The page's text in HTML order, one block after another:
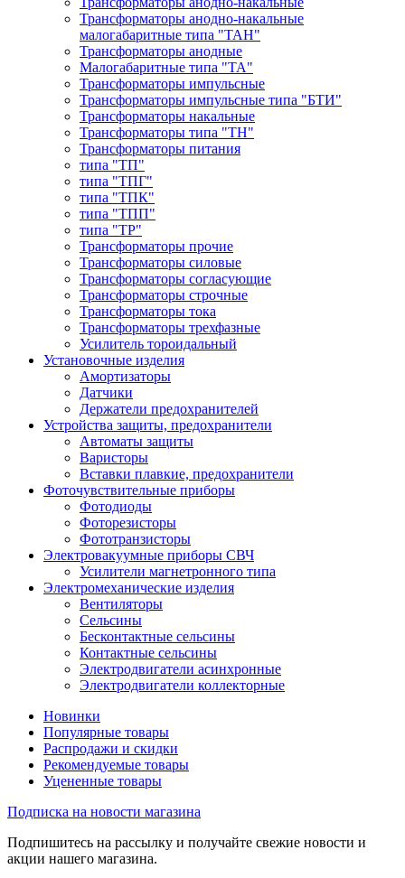
Трансформаторы анодно-накальные
малогабаритные типа "ТАН"
Трансформаторы анодные
Малогабаритные типа "ТА"
Трансформаторы импульсные
Трансформаторы импульсные типа "БТИ"
Трансформаторы накальные
Трансформаторы типа "ТН"
Трансформаторы питания
типа "ТП"
типа "ТПГ"
типа "ТПК"
типа "ТПП"
типа "ТР"
Трансформаторы прочие
Трансформаторы силовые
Трансформаторы согласующие
Трансформаторы строчные
Трансформаторы тока
Трансформаторы трехфазные
Усилитель тороидальный
Установочные изделия
Амортизаторы
Датчики
Держатели предохранителей
Устройства защиты, предохранители
Автоматы защиты
Варисторы
Вставки плавкие, предохранители
Фоточувствительные приборы
Фотодиоды
Фоторезисторы
Фототранзисторы
Электровакуумные приборы СВЧ
Усилители магнетронного типа
Электромеханические изделия
Вентиляторы
Сельсины
Бесконтактные сельсины
Контактные сельсины
Электродвигатели асинхронные
Электродвигатели коллекторные
Новинки
Популярные товары
Распродажи и скидки
Рекомендуемые товары
Уцененные товары
Подписка на новости магазина
Подпишитесь на рассылку и получайте свежие новости и
акции нашего магазина.